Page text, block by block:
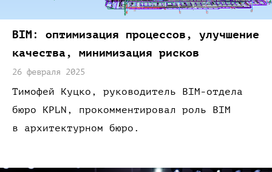
BIM: оптимизация процессов,
улучшение
качества,
минимизация рисков
26 февраля 2025
Тимофей Куцко, руководитель
BIM-отдела
бюро
KPLN,
прокомментировал роль BIM
в архитектурном
бюро.